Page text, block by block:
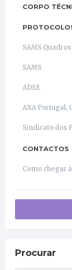
CORPO
SAMS Quadros
SAMS
ADSE
AXA Portugal,
Sindicato dos
CONTACTOS
Como chegar
Procurar